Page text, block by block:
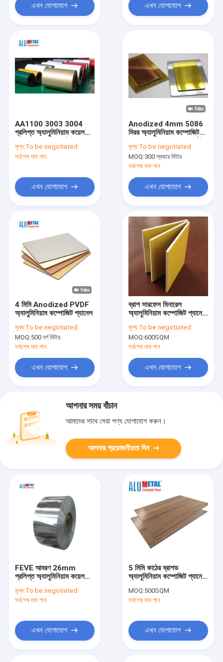
এখন যোগাযোগ এখন যোগাযোগ
AA1100 3003 3004
প্রলিপ্ত অ্যালুমিনিয়াম কয়েল
মূল্য:To be negotiated
সর্বশেষ দাম পান
এখন যোগাযোগ
Anodized 4mm 5086
মিরর অ্যালুমিনিয়াম কম্পোজিট
মূল্য:To be negotiated
MOQ:300 স্কয়ার মিটার
সর্বশেষ দাম পান
এখন যোগাযোগ
4 মিমি Anodized PVDF
অ্যালুমিনিয়াম কম্পোজিট প্যানেল
মূল্য:To be negotiated
MOQ:500 বর্গ মিটার
সর্বশেষ দাম পান
এখন যোগাযোগ
ব্রাশ সারফেস মিনারেল
অ্যালুমিনিয়াম কম্পোজিট প্যানেল
মূল্য:To be negotiated
MOQ:600SQM
সর্বশেষ দাম পান
এখন যোগাযোগ
আপনার সময় বাঁচান
আমাদের সাথে সেরা পণ্য যোগাযোগ করুন।
আপনার প্রয়োজনীয়তা দিন
FEVE আবরণ 26mm
প্রলিপ্ত অ্যালুমিনিয়াম কয়েল
মূল্য:To be negotiated
সর্বশেষ দাম পান
এখন যোগাযোগ
5 মিমি কাঠের ব্রাশড
অ্যালুমিনিয়াম কম্পোজিট প্যানেল
MOQ:500SQM
সর্বশেষ দাম পান
এখন যোগাযোগ